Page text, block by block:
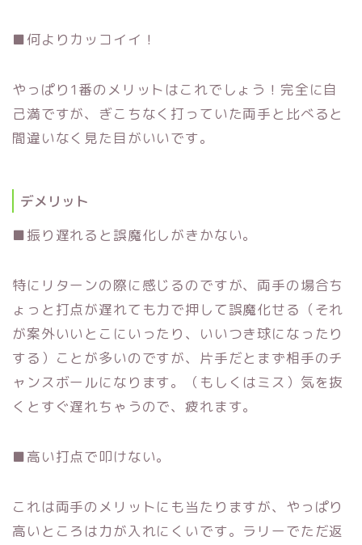
■何よりカッコイイ！
やっぱり1番のメリットはこれでしょう！完全に自
己満ですが、 ぎこちなく打っていた両手と比べると
間違いなく見た目がいいです。︎
デメリット
■振り遅れると誤魔化しがきかない。
特にリターンの際に感じるのですが、 両手の場合ち
ょっと打点が遅れても力で押して誤魔化せる（それ
が案外いいとこにいったり、いいつき球になったり
する） ことが多いのですが、 片手だとまず相手のチ
ャンスボールになります。（もしくはミス） 気を抜
くとすぐ遅れちゃうので、疲れます。
■高い打点で叩けない。
これは両手のメリットにも当たりますが、 やっぱり
高いところは力が入れにくいです。 ラリーでただ返